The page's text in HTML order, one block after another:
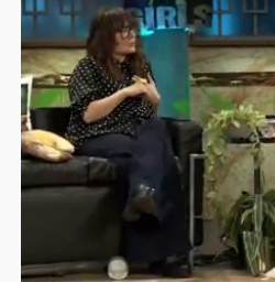
NEWSLETTER
SÍGUENOS